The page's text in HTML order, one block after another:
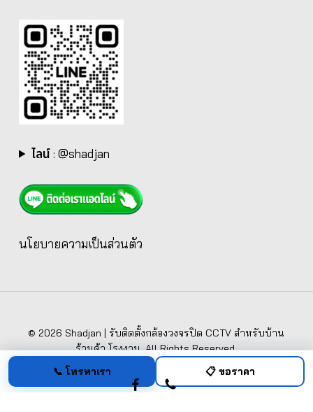
ไลน์: @shadjan
นโยบายความเป็นส่วนตัว
📞 โทรหาเรา 📋 ขอราคา
© 2026 Shadjan | รับติดตั้งกล้องวงจรปิด CCTV สำหรับบ้าน
ร้านค้า โรงงาน. All Rights Reserved.
facebookphone